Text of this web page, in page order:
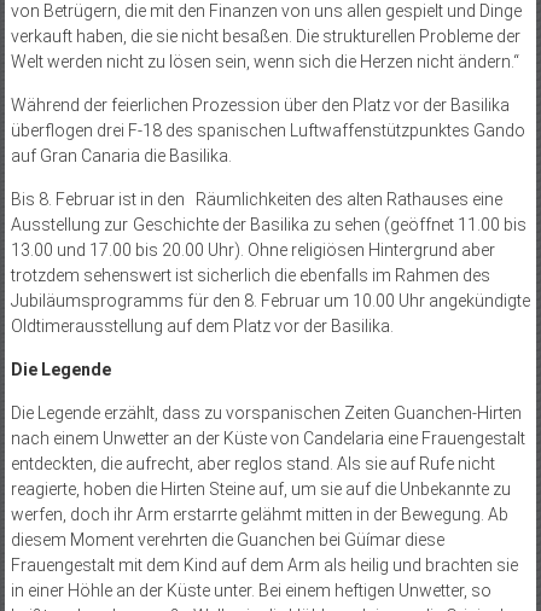
von Betrügern, die mit den Finanzen von uns allen gespielt und Dinge
verkauft haben, die sie nicht besaßen. Die strukturellen Probleme der
Welt werden nicht zu lösen sein, wenn sich die Herzen nicht ändern.“
Während der feierlichen Prozession über den Platz vor der Basilika
überflogen drei F-18 des spanischen Luftwaffenstützpunktes Gando
auf Gran Canaria die Basilika.
Bis 8. Februar ist in den Räumlichkeiten des alten Rathauses eine
Ausstellung zur Geschichte der Basilika zu sehen (geöffnet 11.00 bis
13.00 und 17.00 bis 20.00 Uhr). Ohne religiösen Hintergrund aber
trotzdem sehenswert ist sicherlich die ebenfalls im Rahmen des
Jubiläumsprogramms für den 8. Februar um 10.00 Uhr angekündigte
Oldtimerausstellung auf dem Platz vor der Basilika.
Die Legende
Die Legende erzählt, dass zu vorspanischen Zeiten Guanchen-Hirten
nach einem Unwetter an der Küste von Candelaria eine Frauengestalt
entdeckten, die aufrecht, aber reglos stand. Als sie auf Rufe nicht
reagierte, hoben die Hirten Steine auf, um sie auf die Unbekannte zu
werfen, doch ihr Arm erstarrte gelähmt mitten in der Bewegung. Ab
diesem Moment verehrten die Guanchen bei Güímar diese
Frauengestalt mit dem Kind auf dem Arm als heilig und brachten sie
in einer Höhle an der Küste unter. Bei einem heftigen Unwetter, so